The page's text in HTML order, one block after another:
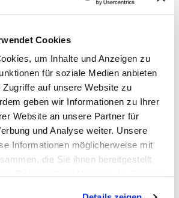
Cookies
um Inhalte und Anzeigen zu
für soziale Medien anbieten
auf unsere Website zu
geben wir Informationen zu Ihrer
Website an unsere Partner für
und Analyse weiter. Unsere
Informationen möglicherweise mit
die Sie ihnen bereitgestellt
aus Sachlichkeit und
zeigen
der Körpersprache
durch sprachlichen
deutliche Aussprache
Mitarbeitendengespräch überzeugen
Fehlern, Lampenfieber und